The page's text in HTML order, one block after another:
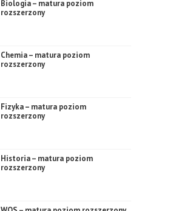
Biologia – matura poziom
rozszerzony
Chemia – matura poziom
rozszerzony
Fizyka – matura poziom
rozszerzony
Historia – matura poziom
rozszerzony